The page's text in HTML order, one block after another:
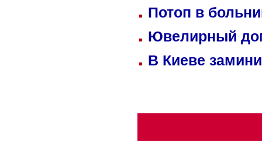
Потоп в
Ювелирный
В Киеве